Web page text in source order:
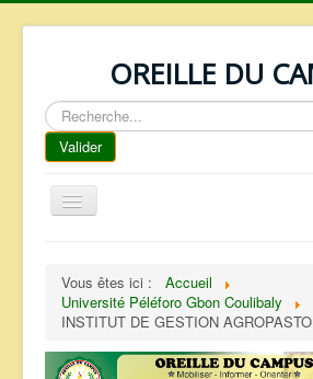
OREILLE DU
Rechercher
Valider
Basculer
la
REPERTOIRE
QUI SOMMES NOUS ?
NOS SERVICES
Vous êtes ici :
Accueil
Université Péléforo Gbon Coulibaly
INSTITUT DE GESTION